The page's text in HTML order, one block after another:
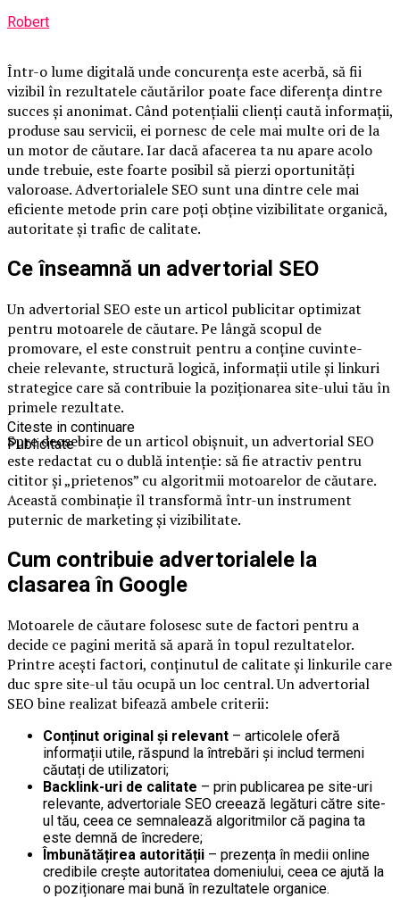
Robert
Într-o lume digitală unde concurența este acerbă, să fii
vizibil în rezultatele căutărilor poate face diferența dintre
succes și anonimat. Când potențialii clienți caută informații,
produse sau servicii, ei pornesc de cele mai multe ori de la
un motor de căutare. Iar dacă afacerea ta nu apare acolo
unde trebuie, este foarte posibil să pierzi oportunități
valoroase. Advertorialele SEO sunt una dintre cele mai
eficiente metode prin care poți obține vizibilitate organică,
autoritate și trafic de calitate.
Ce înseamnă un advertorial SEO
Un advertorial SEO este un articol publicitar optimizat
pentru motoarele de căutare. Pe lângă scopul de
promovare, el este construit pentru a conține cuvinte-
cheie relevante, structură logică, informații utile și linkuri
strategice care să contribuie la poziționarea site-ului tău în
primele rezultate.
Spre deosebire de un articol obișnuit, un advertorial SEO
este redactat cu o dublă intenție: să fie atractiv pentru
cititor și „prietenos” cu algoritmii motoarelor de căutare.
Această combinație îl transformă într-un instrument
puternic de marketing și vizibilitate.
Cum contribuie advertorialele la
clasarea în Google
Motoarele de căutare folosesc sute de factori pentru a
decide ce pagini merită să apară în topul rezultatelor.
Printre acești factori, conținutul de calitate și linkurile care
duc spre site-ul tău ocupă un loc central. Un advertorial
SEO bine realizat bifează ambele criterii:
Conținut original și relevant – articolele oferă
informații utile, răspund la întrebări și includ termeni
căutați de utilizatori;
Backlink-uri de calitate – prin publicarea pe site-uri
relevante, advertoriale SEO creează legături către site-
ul tău, ceea ce semnalează algoritmilor că pagina ta
este demnă de încredere;
Îmbunătățirea autorității – prezența în medii online
credibile crește autoritatea domeniului, ceea ce ajută la
o poziționare mai bună în rezultatele organice.
Citeste in continuare
Publicitate